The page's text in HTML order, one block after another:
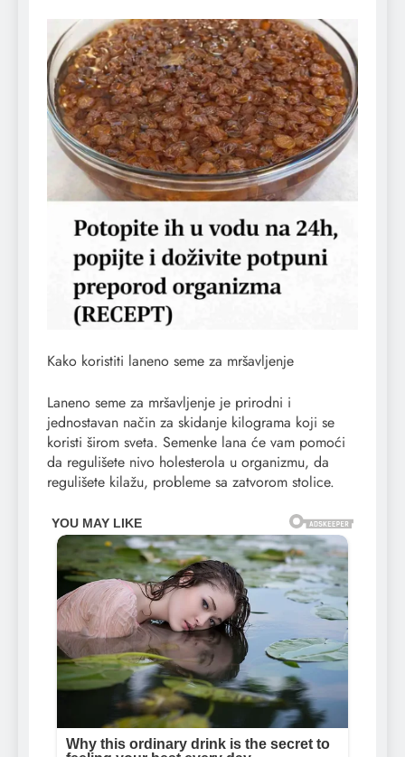
Kako koristiti laneno seme za mršavljenje
Laneno seme za mršavljenje je prirodni i
jednostavan način za skidanje kilograma koji se
koristi širom sveta. Semenke lana će vam pomoći
da regulišete nivo holesterola u organizmu, da
regulišete kilažu, probleme sa zatvorom stolice.